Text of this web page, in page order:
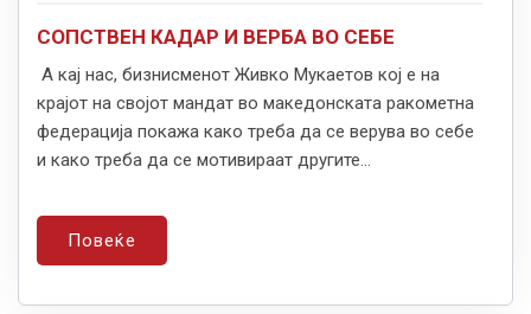
СОПСТВЕН КАДАР И ВЕРБА ВО СЕБЕ
А кај нас, бизнисменот Живко Мукаетов кој е на
крајот на својот мандат во македонската ракометна
федерација покажа како треба да се верува во себе
и како треба да се мотивираат другите...
Повеќе